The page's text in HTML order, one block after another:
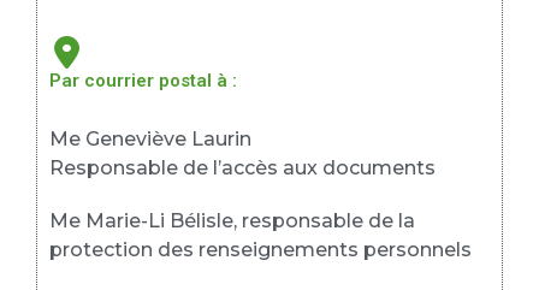
Par courrier postal à :
Me Geneviève Laurin
Responsable de l’accès aux documents
Me Marie-Li Bélisle, responsable de la
protection des renseignements personnels